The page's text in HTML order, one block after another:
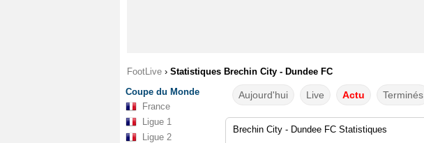
FootLive › Statistiques Brechin City - Dundee FC
Coupe du Monde
France
Ligue 1
Ligue 2
Aujourd'hui Live Actu Terminés
Brechin City - Dundee FC Statistiques